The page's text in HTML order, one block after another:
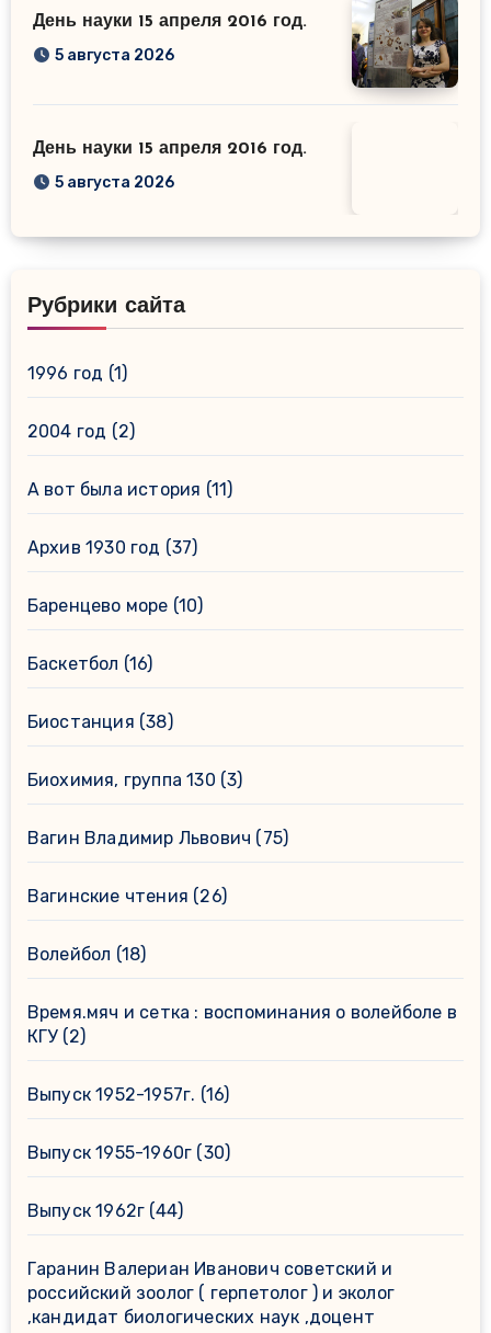
День науки 15 апреля 2016 год.
5 августа 2026
День науки 15 апреля 2016 год.
5 августа 2026
Рубрики сайта
1996 год (1)
2004 год (2)
А вот была история (11)
Архив 1930 год (37)
Баренцево море (10)
Баскетбол (16)
Биостанция (38)
Биохимия, группа 130 (3)
Вагин Владимир Львович (75)
Вагинские чтения (26)
Волейбол (18)
Время.мяч и сетка : воспоминания о волейболе в
КГУ(2)
Выпуск 1952-1957г. (16)
Выпуск 1955-1960г (30)
Выпуск 1962г (44)
Гаранин Валериан Иванович советский и
российский зоолог ( герпетолог ) и эколог
,кандидат биологических наук ,доцент